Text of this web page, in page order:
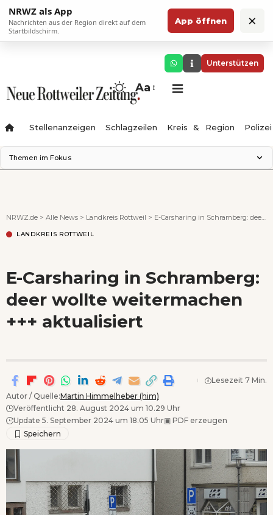
NRWZ als App
Nachrichten aus der Region direkt auf dem
Startbildschirm.
App öffnen ×
Unterstützen
Aa
Stellenanzeigen Schlagzeilen Kreis & Region Polizei
Themen im Fokus
Ferienzauber '26
Testturm
Wenn Orte erzählen ...
- Anzeige -
NRWZ.de > Alle News > Landkreis Rottweil > E-Carsharing in Schramberg: deer wollte weitermachen +++ aktualisiert
LANDKREIS ROTTWEIL
E-Carsharing in Schramberg:
deer wollte weitermachen
+++ aktualisiert
Autor / Quelle:Martin Himmelheber (him)
Veröffentlicht 28. August 2024 um 10.29 Uhr
Update 5. September 2024 um 18.05 Uhr▣ PDF erzeugen
Lesezeit 7 Min.